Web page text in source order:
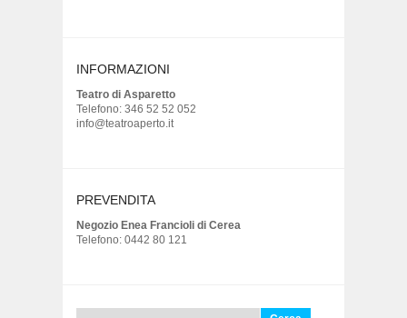
INFORMAZIONI
Teatro di Asparetto
Telefono: 346 52 52 052
info@teatroaperto.it
PREVENDITA
Negozio Enea Francioli di Cerea
Telefono: 0442 80 121